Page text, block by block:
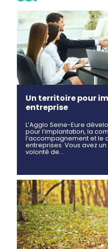
Un territoire pour
entreprise
L’Agglo Seine-Eure
pour l’implantation, la
l’accompagnement et le
entreprises. Vous avez
volonté de…